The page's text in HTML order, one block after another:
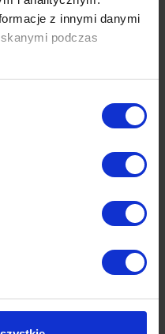
z innymi danymi
podczas